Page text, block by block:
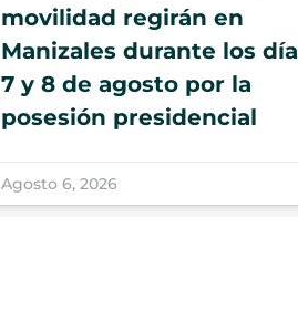
movilidad regirán en
Manizales durante los
7 y 8 de agosto por la
posesión presidencial
Agosto 6, 2026